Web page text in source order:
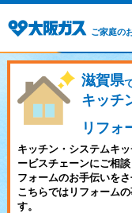
ご家庭の
滋賀県
キッチ
リフォ
キッチン・システムキ
ービスチェーンにご相
フォームのお手伝いをさ
こちらではリフォーム
す。